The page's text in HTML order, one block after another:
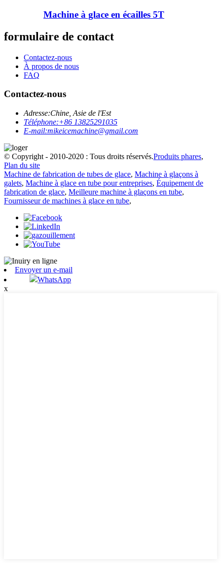
Machine à glace en écailles 5T
formulaire de contact
Contactez-nous
À propos de nous
FAQ
Contactez-nous
Adresse:Chine, Asie de l'Est
Téléphone:+86 13825291035
E-mail:mikeicemachine@gmail.com
© Copyright - 2010-2020 : Tous droits réservés.Produits phares,
Plan du site
Machine de fabrication de tubes de glace, Machine à glaçons à
galets, Machine à glace en tube pour entreprises, Équipement de
fabrication de glace, Meilleure machine à glaçons en tube,
Fournisseur de machines à glace en tube,
Envoyer un e-mail
WhatsApp
x